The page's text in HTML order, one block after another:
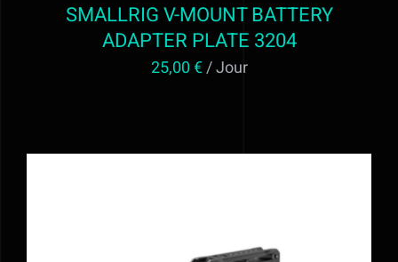
SMALLRIG V-MOUNT BATTERY
ADAPTER PLATE 3204
25,00€/ Jour